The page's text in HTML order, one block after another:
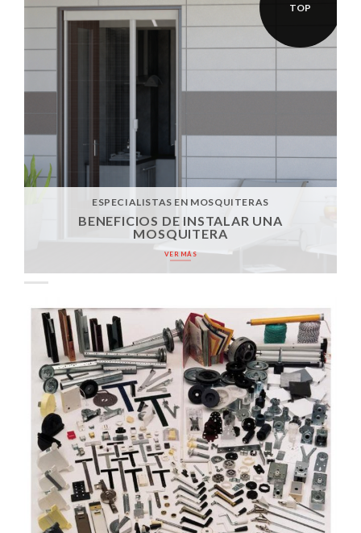
ESPECIALISTAS EN MOSQUITERAS
BENEFICIOS DE INSTALAR UNA
MOSQUITERA
VER MÁS
TOP